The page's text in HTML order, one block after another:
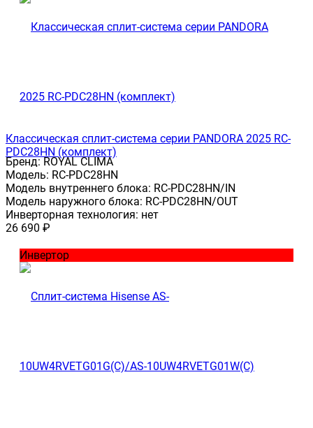
Классическая сплит-система серии PANDORA 2025 RC-
PDC28HN (комплект)
Бренд:ROYAL CLIMA
Модель: RC-PDC28HN
Модель внутреннего блока: RC-PDC28HN/IN
Модель наружного блока: RC-PDC28HN/OUT
Инверторная технология: нет
26 690 ₽
Инвертор